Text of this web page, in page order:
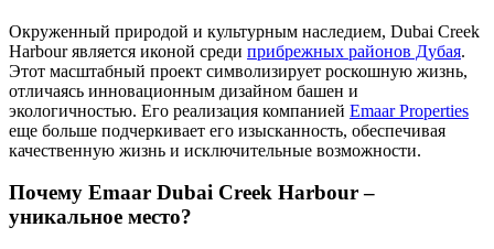
Окруженный природой и культурным наследием, Dubai Creek
Harbour является иконой среди прибрежных районов Дубая.
Этот масштабный проект символизирует роскошную жизнь,
отличаясь инновационным дизайном башен и
экологичностью. Его реализация компанией Emaar Properties
еще больше подчеркивает его изысканность, обеспечивая
качественную жизнь и исключительные возможности.
Почему Emaar Dubai Creek Harbour –
уникальное место?